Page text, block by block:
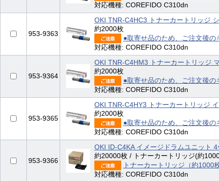
対応機種: COREFIDO C310dn
953-9363
OKI TNR-C4HC3 トナーカートリッジ
約2000枚
●取寄せ品のため、ご注文後
対応機種: COREFIDO C310dn
953-9364
OKI TNR-C4HM3 トナーカートリッジ
約2000枚
●取寄せ品のため、ご注文後
対応機種: COREFIDO C310dn
953-9365
OKI TNR-C4HY3 トナーカートリッジ
約2000枚
●取寄せ品のため、ご注文後
対応機種: COREFIDO C310dn
953-9366
OKI ID-C4KA イメージドラムユニット
約20000枚 / トナーカートリッジ(約
トナーカートリッジ（約1000
対応機種: COREFIDO C310dn